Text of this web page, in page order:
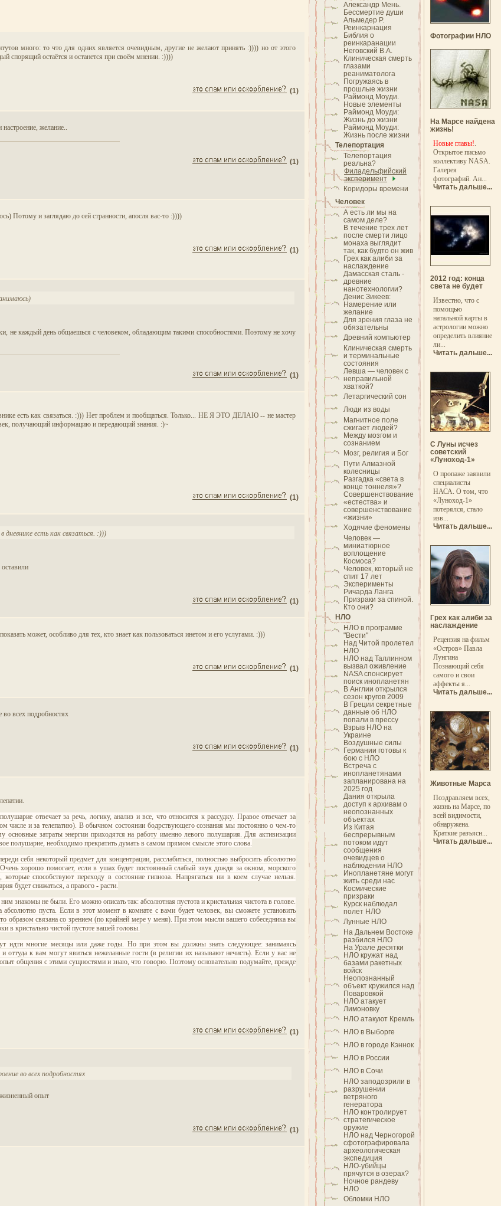
много: то что для одних является очевидным, другие не желают принять :)))) но от этого
спорящий остаётся и останется при своём мнении. :))))
(1)
желание..
(1)
Потому и заглядаю до сей странности, апосля вас-то :))))
(1)
не каждый день общаешься с человеком, обладающим такими способностями. Поэтому не хочу
(1)
есть как связаться. :))) Нет проблем и пообщаться. Только... НЕ Я ЭТО ДЕЛАЮ -- не мастер
получающий информацию и передающий знания. :)~
(1)
есть как связаться. :)))
(1)
может, особливо для тех, кто знает как пользоваться инетом и его услугами. :)))
(1)
во всех подробностях
(1)
отвечает за речь, логику, анализ и все, что относится к рассудку. Правое отвечает за
числе и за телепатию). В обычном состоянии бодрствующего сознания мы постоянно о чем-то
затраты энергии приходятся на работу именно левого полушария. Для активизации
полушарие, необходимо прекратить думать в самом прямом смысле этого слова.
себя некоторый предмет для концентрации, расслабиться, полностью выбросить абсолютно
хорошо помогает, если в ушах будет постоянный слабый звук дождя за окном, морского
способствуют переходу в состояние гипноза. Напрягаться ни в коем случае нельзя.
будет снижаться, а правого - расти.
знакомы не были. Его можно описать так: абсолютная пустота и кристальная чистота в голове.
пуста. Если в этот момент в комнате с вами будет человек, вы сможете установить
образом связана со зрением (по крайней мере у меня). При этом мысли вашего собеседника вы
в кристально чистой пустоте вашей головы.
идти многие месяцы или даже годы. Но при этом вы должны знать следующее: занимаясь
оттуда к вам могут явиться нежеланные гости (в религии их называют нечисть). Если у вас не
общения с этими сущностями и знаю, что говорю. Поэтому основательно подумайте, прежде
(1)
во всех подробностях
опыт
(1)
Александр Мень.
Бессмертие души
Альмедер Р.
Реинкарнация
Библия о
реинкаранации
Неговский В.А.
Клиническая смерть
глазами
реаниматолога
Погружаясь в
прошлые жизни
Раймонд Моуди.
Новые элементы
Раймонд Моуди:
Жизнь до жизни
Раймонд Моуди:
Жизнь после жизни
Телепортация
Телепортация
реальна?
Филадельфийский
эксперимент
Коридоры времени
Человек
А есть ли мы на
самом деле?
В течение трех лет
после смерти лицо
монаха выглядит
так, как будто он жив
Грех как алиби за
наслаждение
Дамасская сталь -
древние
нанотехнологии?
Денис Зикеев:
Намерение или
желание
Для зрения глаза не
обязательны
Древний компьютер
Клиническая смерть
и терминальные
состояния
Левша — человек с
неправильной
хваткой?
Летаргический сон
Люди из воды
Магнитное поле
сжигает людей?
Между мозгом и
сознанием
Мозг, религия и Бог
Пути Алмазной
колесницы
Разгадка «света в
конце тоннеля»?
Совершенствование
«естества» и
совершенствование
«жизни»
Ходячие феномены
Человек —
миниатюрное
воплощение
Космоса?
Человек, который не
спит 17 лет
Эксперименты
Ричарда Ланга
Призраки за спиной.
Кто они?
НЛО
НЛО в программе
"Вести"
Над Читой пролетел
НЛО
НЛО над Таллинном
вызвал оживление
NASA спонсирует
поиск инопланетян
В Англии открылся
сезон кругов 2009
В Греции секретные
данные об НЛО
попали в прессу
Взрыв НЛО на
Украине
Воздушные силы
Германии готовы к
бою с НЛО
Встреча с
инопланетянами
запланирована на
2025 год
Дания открыла
доступ к архивам о
неопознанных
объектах
Из Китая
беспрерывным
потоком идут
сообщения
очевидцев о
наблюдении НЛО
Инопланетяне могут
жить среди нас
Космические
призраки
Курск наблюдал
полет НЛО
Лунные НЛО
На Дальнем Востоке
разбился НЛО
На Урале десятки
НЛО кружат над
базами ракетных
войск
Неопознанный
объект кружился над
Поваровкой
НЛО атакует
Лимоновку
НЛО атакуют Кремль
НЛО в Выборге
НЛО в городе Кэннок
НЛО в России
НЛО в Сочи
НЛО заподозрили в
разрушении
ветряного
генератора
НЛО контролирует
стратегическое
оружие
НЛО над Черногорой
сфотографировала
археологическая
экспедиция
НЛО-убийцы
прячутся в озерах?
Ночное рандеву
НЛО
Обломки НЛО
Фотографии НЛО
На Марсе найдена
жизнь!
Новые главы!.
Открытое письмо
коллективу NASA.
Галерея
фотографий. Ан...
Читать дальше...
2012 год: конца
света не будет
Известно, что с
помощью
натальной карты в
астрологии можно
определить влияние
ли...
Читать дальше...
С Луны исчез
советский
«Луноход-1»
О пропаже заявили
специалисты
НАСА. О том, что
«Луноход-1»
потерялся, стало
изв...
Читать дальше...
Грех как алиби за
наслаждение
Рецензия на фильм
«Остров» Павла
Лунгина
Познающий себя
самого и свои
аффекты я...
Читать дальше...
Животные Марса
Поздравляем всех,
жизнь на Марсе, по
всей видимости,
обнаружена.
Краткие разъясн...
Читать дальше...